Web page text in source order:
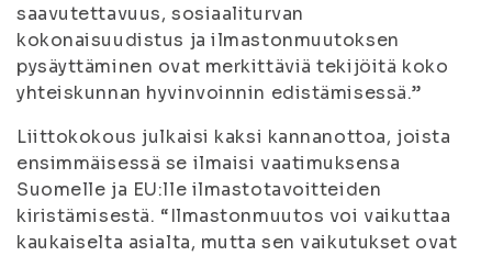
saavutettavuus, sosiaaliturvan
kokonaisuudistus ja ilmastonmuutoksen
pysäyttäminen ovat merkittäviä tekijöitä koko
yhteiskunnan hyvinvoinnin edistämisessä.”
Liittokokous julkaisi kaksi kannanottoa, joista
ensimmäisessä se ilmaisi vaatimuksensa
Suomelle ja EU:lle ilmastotavoitteiden
kiristämisestä. “Ilmastonmuutos voi vaikuttaa
kaukaiselta asialta, mutta sen vaikutukset ovat